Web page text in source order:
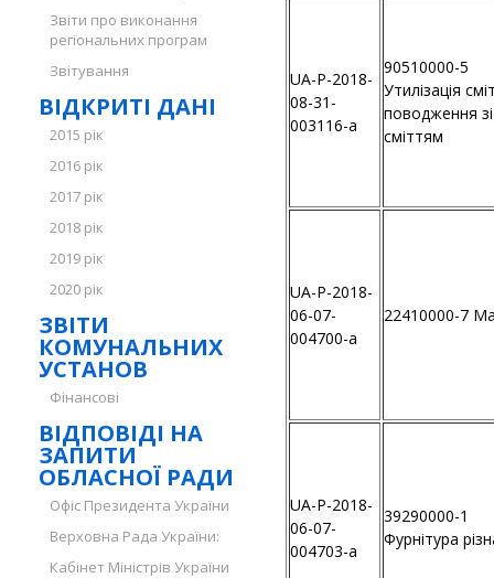
Звіти про виконання
регіональних програм
Звітування
ВІДКРИТІ ДАНІ
2015 рік
2016 рік
2017 рік
2018 рік
2019 рік
2020 рік
ЗВІТИ
КОМУНАЛЬНИХ
УСТАНОВ
Фінансові
ВІДПОВІДІ НА
ЗАПИТИ
ОБЛАСНОЇ РАДИ
Офіс Президента України
Верховна Рада України:
Кабінет Міністрів України
UA-P-2018-
08-31-
003116-a
90510000-5
Утилізація
поводження зі
сміттям
UA-P-2018-
06-07-
004700-a
22410000-7
UA-P-2018-
06-07-
004703-a
39290000-1
Фурнітура